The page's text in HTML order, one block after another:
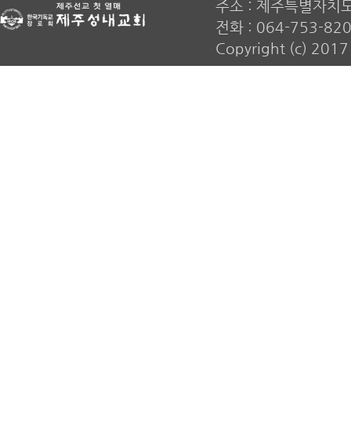
주소 : 제주특별자치
전화 : 064-753-
Copyright (c) 2017